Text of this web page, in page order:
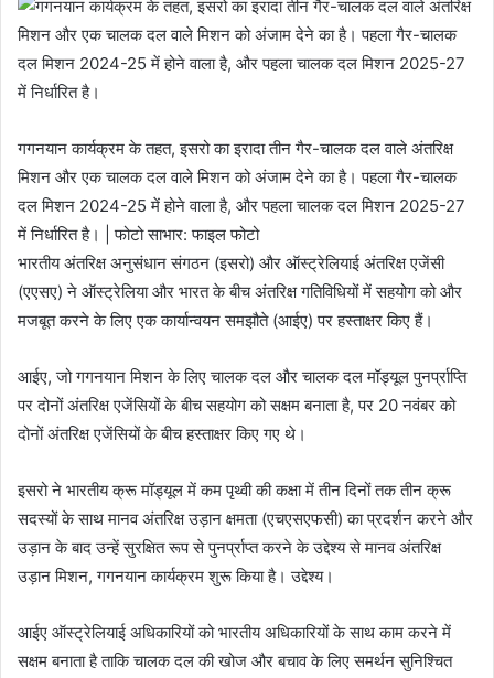
गगनयान कार्यक्रम के तहत, इसरो का इरादा तीन गैर-चालक दल वाले अंतरिक्ष
मिशन और एक चालक दल वाले मिशन को अंजाम देने का है। पहला गैर-चालक
दल मिशन 2024-25 में होने वाला है, और पहला चालक दल मिशन 2025-27
में निर्धारित है। | फोटो साभार: फाइल फोटो
भारतीय अंतरिक्ष अनुसंधान संगठन (इसरो) और ऑस्ट्रेलियाई अंतरिक्ष एजेंसी
(एएसए) ने ऑस्ट्रेलिया और भारत के बीच अंतरिक्ष गतिविधियों में सहयोग को और
मजबूत करने के लिए एक कार्यान्वयन समझौते (आईए) पर हस्ताक्षर किए हैं।
आईए, जो गगनयान मिशन के लिए चालक दल और चालक दल मॉड्यूल पुनर्प्राप्ति
पर दोनों अंतरिक्ष एजेंसियों के बीच सहयोग को सक्षम बनाता है, पर 20 नवंबर को
दोनों अंतरिक्ष एजेंसियों के बीच हस्ताक्षर किए गए थे।
इसरो ने भारतीय क्रू मॉड्यूल में कम पृथ्वी की कक्षा में तीन दिनों तक तीन क्रू
सदस्यों के साथ मानव अंतरिक्ष उड़ान क्षमता (एचएसएफसी) का प्रदर्शन करने और
उड़ान के बाद उन्हें सुरक्षित रूप से पुनर्प्राप्त करने के उद्देश्य से मानव अंतरिक्ष
उड़ान मिशन, गगनयान कार्यक्रम शुरू किया है। उद्देश्य।
आईए ऑस्ट्रेलियाई अधिकारियों को भारतीय अधिकारियों के साथ काम करने में
सक्षम बनाता है ताकि चालक दल की खोज और बचाव के लिए समर्थन सुनिश्चित